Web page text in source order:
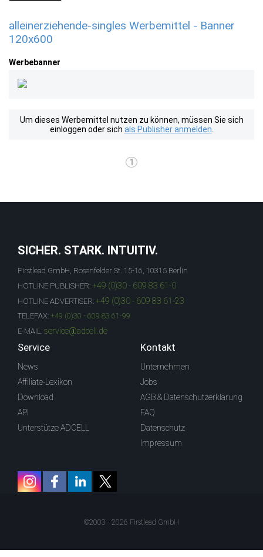
alleinerziehende-singles Werbemittel - Banner
120x600
Werbebanner
Um dieses Werbemittel nutzen zu können, müssen Sie sich
einloggen oder sich als Publisher anmelden
1
SICHER. STARK. INTUITIV.
Firstlead GmbH, Rosenfelder St. 15-16, 10315 Berlin
HOTLINE PUBLISHER: +49 (0)30 - 609 83 61-0
HOTLINE ADVERTISER: +49 (0)30 - 609 83 61-23
TELEFAX: +49 (0)30 - 609 83 61-99
E-MAIL: service@adcell.de
Service
News
Affiliate-Lexikon
Download
API
Unterstütze ADCELL
Kontakt
Unternehmen
Jobs
AGB & Datenschutzerklärung
FAQ
Datenschutz
Impressum
©2003 - 2026 Firstlead GmbH